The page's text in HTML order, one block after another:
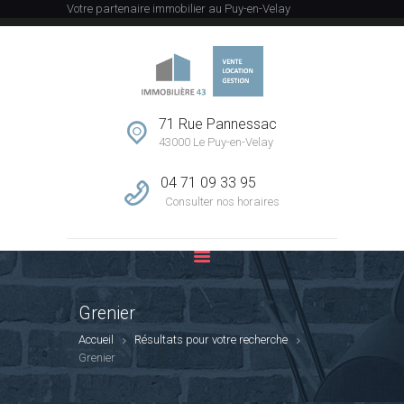
Votre partenaire immobilier au Puy-en-Velay
71 Rue Pannessac
43000 Le Puy-en-Velay
04 71 09 33 95
Consulter nos horaires
Grenier
Accueil
Résultats pour votre recherche
Grenier
ACCUEIL
L’AGENCE
VENTE
LOCATION
GESTION